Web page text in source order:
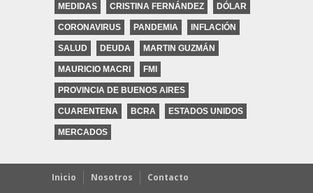
MEDIDAS CRISTINA FERNÁNDEZ DÓLAR
CORONAVIRUS PANDEMIA INFLACIÓN
SALUD DEUDA MARTIN GUZMÁN
MAURICIO MACRI FMI
PROVINCIA DE BUENOS AIRES
CUARENTENA BCRA ESTADOS UNIDOS
MERCADOS
Inicio Nosotros Contacto